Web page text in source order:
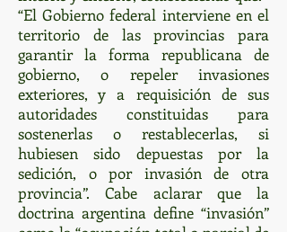
“El Gobierno federal interviene en el
territorio de las provincias para
garantir la forma republicana de
gobierno, o repeler invasiones
exteriores, y a requisición de sus
autoridades constituidas para
sostenerlas o restablecerlas, si
hubiesen sido depuestas por la
sedición, o por invasión de otra
provincia”. Cabe aclarar que la
doctrina argentina define “invasión”